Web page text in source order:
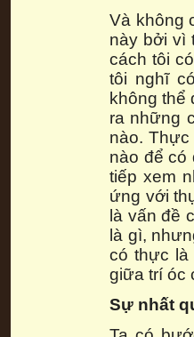
Và không
này bởi vì
cách tôi
tôi nghĩ
không thể
ra những
nào. Thực
nào để có
tiếp xem
ứng với
là vấn đề
là gì,
có thực là
giữa trí óc
Sự nhất